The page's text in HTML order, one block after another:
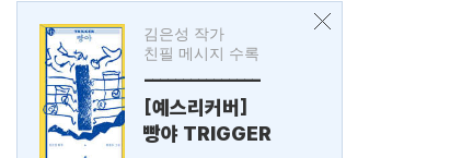
김은성 작가
친필 메시지 수록
---------------
[예스리커버]
빵야 TRIGGER